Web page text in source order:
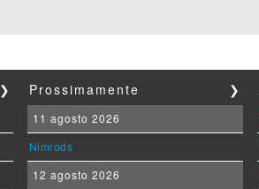
❯ Prossimamente ❯
11 agosto 2026
Nimrods
12 agosto 2026